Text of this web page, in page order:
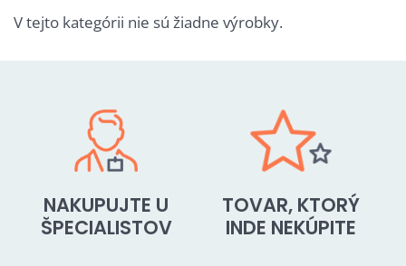
V tejto kategórii nie sú žiadne výrobky.
NAKUPUJTE U
ŠPECIALISTOV
TOVAR, KTORÝ
INDE NEKÚPITE